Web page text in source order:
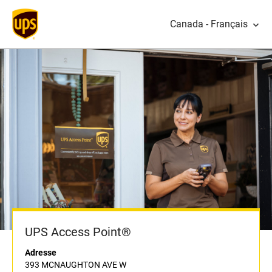
Canada - Français
UPS Access Point®
Adresse
393 MCNAUGHTON AVE W